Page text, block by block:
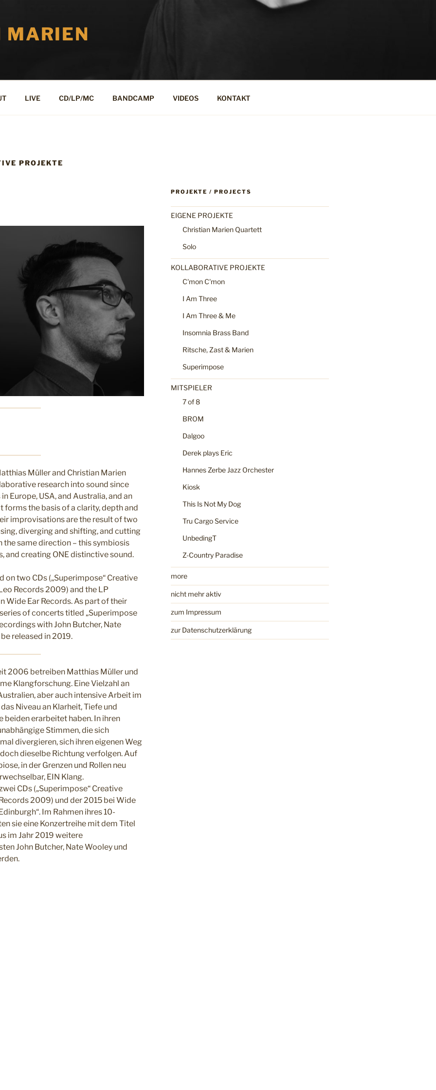
MARIEN
LIVE CD/LP/MC BANDCAMP VIDEOS KONTAKT
PROJEKTE
Müller and Christian Marien
research into sound since
Europe, USA, and Australia, and an
forms the basis of a clarity, depth and
improvisations are the result of two
diverging and shifting, and cutting
same direction – this symbiosis
and creating ONE distinctive sound.
on two CDs („Superimpose“ Creative
Records 2009) and the LP
Wide Ear Records. As part of their
of concerts titled „Superimpose
with John Butcher, Nate
released in 2019.
2006 betreiben Matthias Müller und
Klangforschung. Eine Vielzahl an
aber auch intensive Arbeit im
Niveau an Klarheit, Tiefe und
beiden erarbeitet haben. In ihren
Stimmen, die sich
divergieren, sich ihren eigenen Weg
dieselbe Richtung verfolgen. Auf
in der Grenzen und Rollen neu
EIN Klang.
CDs („Superimpose“ Creative
2009) und der 2015 bei Wide
Im Rahmen ihres 10-
sie eine Konzertreihe mit dem Titel
im Jahr 2019 weitere
John Butcher, Nate Wooley und
PROJEKTE / PROJECTS
EIGENE PROJEKTE
Christian Marien Quartett
Solo
KOLLABORATIVE PROJEKTE
C'mon C'mon
I Am Three
I Am Three & Me
Insomnia Brass Band
Ritsche, Zast & Marien
Superimpose
MITSPIELER
7 of 8
BROM
Dalgoo
Derek plays Eric
Hannes Zerbe Jazz Orchester
Kiosk
This Is Not My Dog
Tru Cargo Service
UnbedingT
Z-Country Paradise
more
nicht mehr aktiv
zum Impressum
zur Datenschutzerklärung